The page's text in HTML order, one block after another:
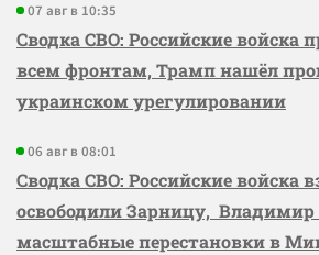
07 авг в 10:35
Сводка СВО: Российские войска
всем фронтам, Трамп нашёл
украинском урегулировании
06 авг в 08:01
Сводка СВО: Российские войска
освободили Зарницу,
масштабные перестановки в